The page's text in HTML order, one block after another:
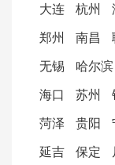
大连
杭州
郑州
南昌
无锡
哈尔滨
海口
苏州
菏泽
贵阳
延吉
保定